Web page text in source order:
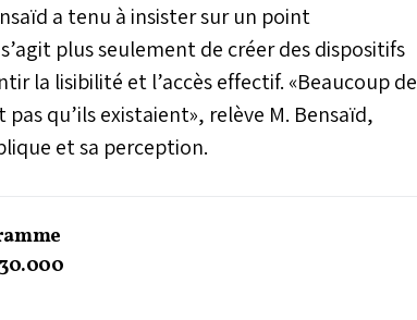
a tenu à insister sur un point
plus seulement de créer des dispositifs
la lisibilité et l’accès effectif. «Beaucoup de
qu’ils existaient», relève M. Bensaïd,
et sa perception.